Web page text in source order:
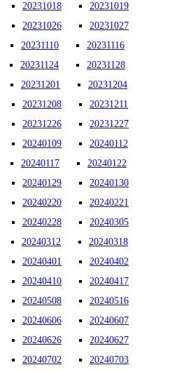
20231018
20231019
20231026
20231027
20231110
20231116
20231124
20231128
20231201
20231204
20231208
20231211
20231226
20231227
20240109
20240112
20240117
20240122
20240129
20240130
20240220
20240221
20240228
20240305
20240312
20240318
20240401
20240402
20240410
20240417
20240508
20240516
20240606
20240607
20240626
20240627
20240702
20240703